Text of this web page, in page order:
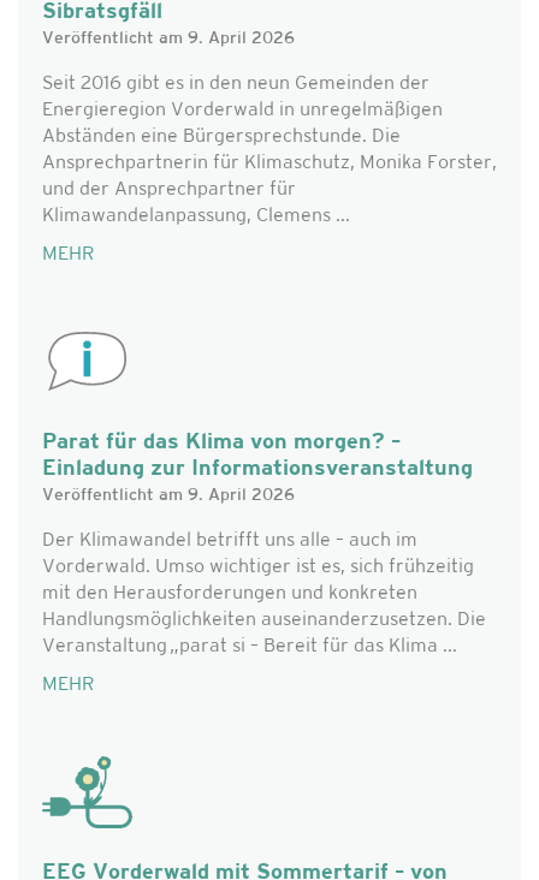
Sibratsgfäll
Veröffentlicht am 9. April 2026
Seit 2016 gibt es in den neun Gemeinden der
Energieregion Vorderwald in unregelmäßigen
Abständen eine Bürgersprechstunde. Die
Ansprechpartnerin für Klimaschutz, Monika Forster,
und der Ansprechpartner für
Klimawandelanpassung, Clemens ...
MEHR
Parat für das Klima von morgen? –
Einladung zur Informationsveranstaltung
Veröffentlicht am 9. April 2026
Der Klimawandel betrifft uns alle – auch im
Vorderwald. Umso wichtiger ist es, sich frühzeitig
mit den Herausforderungen und konkreten
Handlungsmöglichkeiten auseinanderzusetzen. Die
Veranstaltung „parat si – Bereit für das Klima ...
MEHR
EEG Vorderwald mit Sommertarif – von